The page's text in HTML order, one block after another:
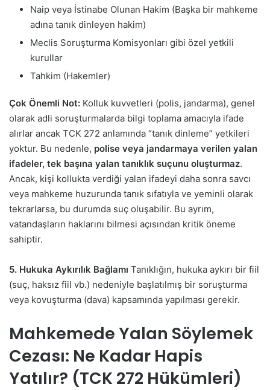
Naip veya İstinabe Olunan Hakim (Başka bir mahkeme
adına tanık dinleyen hakim)
Meclis Soruşturma Komisyonları gibi özel yetkili
kurullar
Tahkim (Hakemler)
Çok Önemli Not: Kolluk kuvvetleri (polis, jandarma), genel
olarak adli soruşturmalarda bilgi toplama amacıyla ifade
alırlar ancak TCK 272 anlamında “tanık dinleme” yetkileri
yoktur. Bu nedenle, polise veya jandarmaya verilen yalan
ifadeler, tek başına yalan tanıklık suçunu oluşturmaz.
Ancak, kişi kollukta verdiği yalan ifadeyi daha sonra savcı
veya mahkeme huzurunda tanık sıfatıyla ve yeminli olarak
tekrarlarsa, bu durumda suç oluşabilir. Bu ayrım,
vatandaşların haklarını bilmesi açısından kritik öneme
sahiptir.
5. Hukuka Aykırılık Bağlamı Tanıklığın, hukuka aykırı bir fiil
(suç, haksız fiil vb.) nedeniyle başlatılmış bir soruşturma
veya kovuşturma (dava) kapsamında yapılması gerekir.
Mahkemede Yalan Söylemek
Cezası: Ne Kadar Hapis
Yatılır? (TCK 272 Hükümleri)